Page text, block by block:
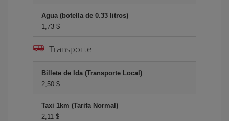
Agua (botella de 0.33 litros)
1,73 $
Transporte
Billete de Ida (Transporte Local)
2,50 $
Taxi 1km (Tarifa Normal)
2,11 $